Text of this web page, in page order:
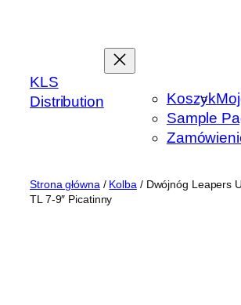
KLS
Distribution
Koszyk
Sample
Strona główna / Kolba / Dwójnóg Leapers
TL 7-9″ Picatinny